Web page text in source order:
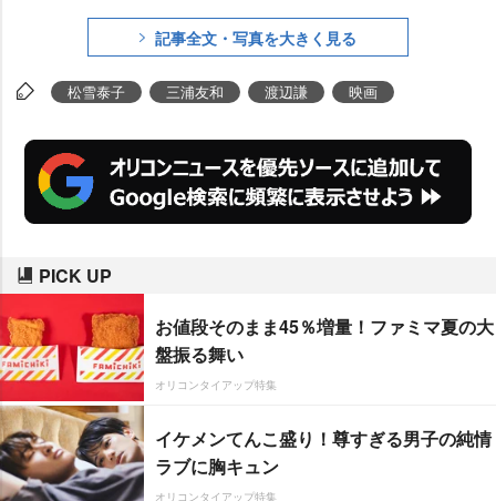
成版を鑑賞。その直後に目を赤く
腫らしながら舞台に立ち「自分の
映画に対して感動して泣いている
のにどれだけ、どれだけみんなが
辛い思いをしてこの映画を作って
きたかを思うと、ちょっとだけご
男泣きに言葉を詰まらせた。
記事全文・写真を大きく見る
松雪泰子 三浦友和 渡辺謙 映画
PICK UP
お値段そのまま45％増量！ファミマ夏の大
盤振る舞い
オリコンタイアップ特集
イケメンてんこ盛り！尊すぎる男子の純情
ラブに胸キュン
オリコンタイアップ特集